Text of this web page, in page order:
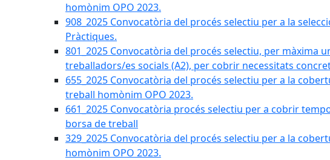
homònim OPO 2023.
908_2025 Convocatòria del procés selectiu per a la
Pràctiques.
801_2025 Convocatòria del procés selectiu, per
treballadors/es socials (A2), per cobrir necessitats
655_2025 Convocatòria del procés selectiu per a la
treball homònim OPO 2023.
661_2025 Convocatòria procés selectiu per a cobrir
borsa de treball
329_2025 Convocatòria del procés selectiu per a la
homònim OPO 2023.